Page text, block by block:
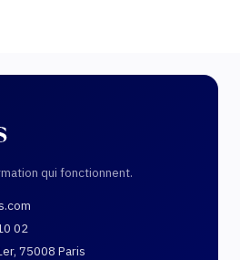
qui fonctionnent.
02
75008 Paris